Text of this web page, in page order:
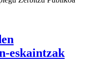
eskaintzak